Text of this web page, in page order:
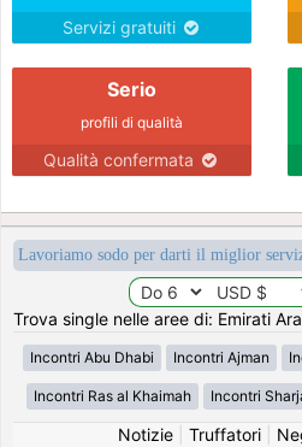
Servizi gratuiti
Serio
profili di qualità
Qualità confermata
Lavoriamo sodo per darti il miglior
Trova single nelle aree di: Emirati
Incontri Abu Dhabi Incontri Ajman
Incontri Ras al Khaimah Incontri
Notizie| Truffatori|